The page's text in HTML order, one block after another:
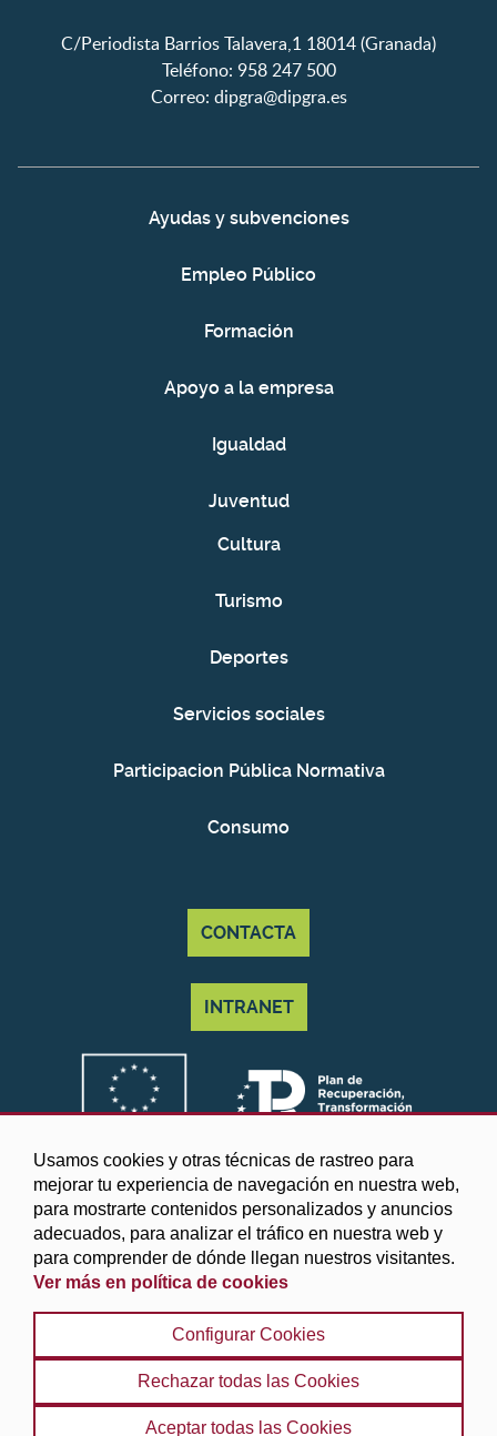
Usamos cookies y otras técnicas de rastreo para
mejorar tu experiencia de navegación en nuestra web,
para mostrarte contenidos personalizados y anuncios
adecuados, para analizar el tráfico en nuestra web y
para comprender de dónde llegan nuestros visitantes.
Ver más en política de cookies
Configurar Cookies
Rechazar todas las Cookies
Aceptar todas las Cookies
C/Periodista Barrios Talavera,1 18014 (Granada)
Teléfono: 958 247 500
Correo: dipgra@dipgra.es
Ayudas y subvenciones
Empleo Público
Formación
Apoyo a la empresa
Igualdad
Juventud
Cultura
Turismo
Deportes
Servicios sociales
Participacion Pública Normativa
Consumo
CONTACTA
INTRANET
©2025 Diputación de Granada
Aviso legal y Política de privacidad | Política de cookies
Protección de datos | Accesibilidad | Búsqueda |
Mapa web